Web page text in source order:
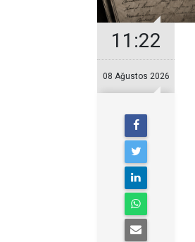
11:22
08 Ağustos 2026